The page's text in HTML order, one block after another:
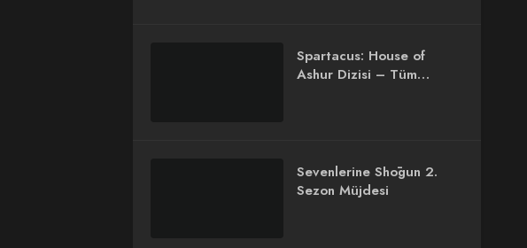
Spartacus: House of
Ashur Dizisi – Tüm
Sevenlerine Shōgun 2.
Sezon Müjdesi